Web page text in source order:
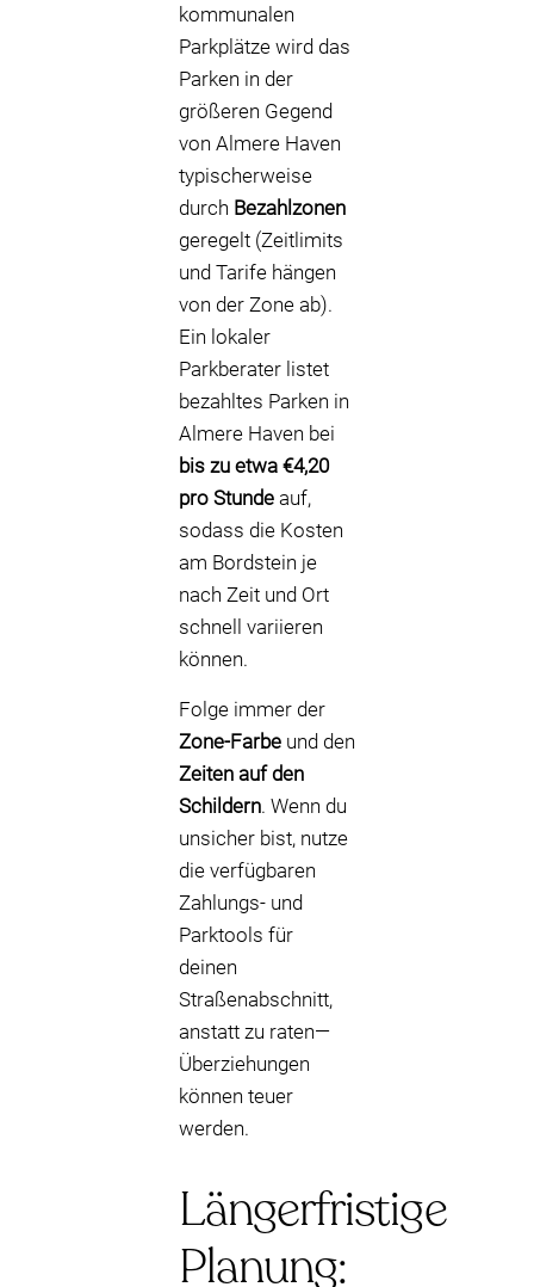
kommunalen
Parkplätze wird das
Parken in der
größeren Gegend
von Almere Haven
typischerweise
durch Bezahlzonen
geregelt (Zeitlimits
und Tarife hängen
von der Zone ab).
Ein lokaler
Parkberater listet
bezahltes Parken in
Almere Haven bei
bis zu etwa €4,20
pro Stunde auf,
sodass die Kosten
am Bordstein je
nach Zeit und Ort
schnell variieren
können.
Folge immer der
Zone-Farbe und den
Zeiten auf den
Schildern. Wenn du
unsicher bist, nutze
die verfügbaren
Zahlungs- und
Parktools für
deinen
Straßenabschnitt,
anstatt zu raten—
Überziehungen
können teuer
werden.
Längerfristige
Planung: